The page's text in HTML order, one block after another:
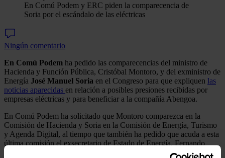
En Comú Podem y ERC piden la comparecencia de
Soria por el escándalo de las eléctricas
Ningún comentario
En Comú Podem ha pedido las comparecencias del ministro de
Hacienda y Función Pública, Cristóbal Montoro, y del exministro de
Energía José Manuel Soria en el Congreso para que expliquen las
noticias aparecidas en relación a posibles presiones recibidas por
empresas eléctricas y para beneficiar a la compañía Abengoa.
En Comú Podem ha solicitado que Montoro comparezca en la
Comisión de Hacienda y Soria en la Comisión de Energía, Turismo
y Agenda Digital, al tiempo que también ha pedido que acuda a esta
última comisión el exsecretario de Estado de Energía, Fernando